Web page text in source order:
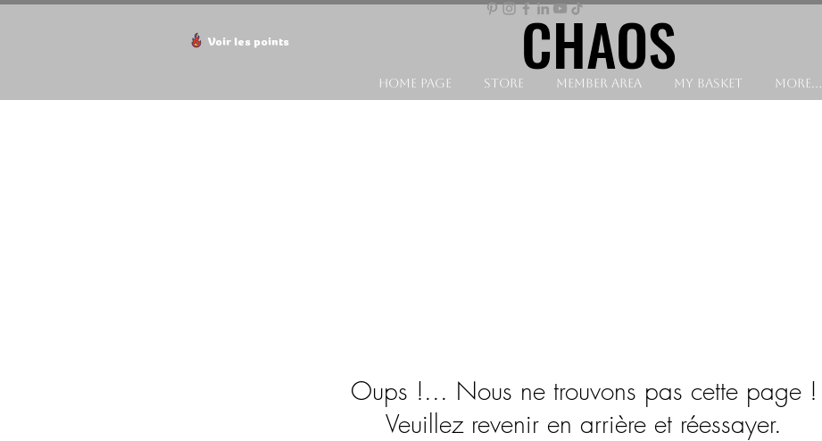
Voir les points CHAOS
CHAOS
HOME PAGE STORE MEMBER AREA MY BASKET More...
Oups !... Nous ne trouvons pas cette page !
Veuillez revenir en arrière et réessayer.